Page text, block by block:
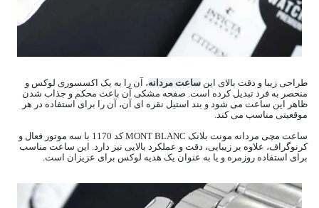
طراحی زیبا و دقت بالای این ساعت مردانه، آن را به یک اکسسوری لوکس و
منحصر به فرد تبدیل کرده است. صفحه مشکی آن باعث محکم و جذاب شدن
ظاهر این ساعت می شود و بند استیل نقره ای آن، آن را برای استفاده در هر
موقعیتی مناسب می کند.
ساعت مچی مردانه مونت بلانک MONT BLANC کد 1170 با سه موتور فعال و
کرنوگراف، علاوه بر زیبایی، دقت و عملکرد بالایی نیز دارد. این ساعت مناسب
برای استفاده روزمره و یا به عنوان یک هدیه لوکس برای عزیزان است.